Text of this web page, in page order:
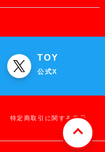
TOY
公式X
特定商取引に関する表示